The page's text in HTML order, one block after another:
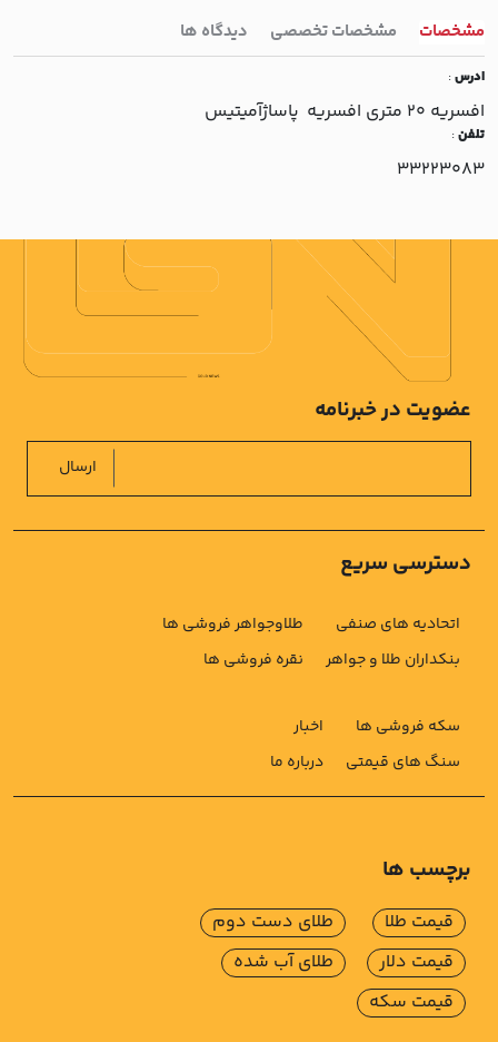
مشخصات مشخصات تخصصی دیدگاه ها
ادرس:
افسريه 20 متري افسريه پاساژآميتيس
تلفن:
33223083
دسترسی سریع
اتحادیه های صنفی
بنکداران طلا و جواهر
طلاوجواهر فروشی ها
نقره فروشی ها
سکه فروشی ها
سنگ های قیمتی
اخبار
درباره ما
عضویت در خبرنامه
ارسال
برچسب ها
قیمت طلا
قیمت دلار
قیمت سکه
طلای دست دوم
طلای آب شده